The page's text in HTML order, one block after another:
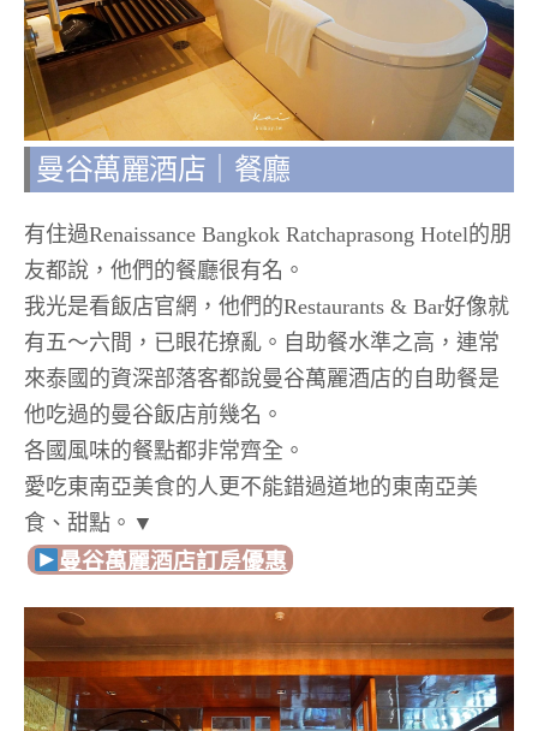
曼谷萬麗酒店｜餐廳
有住過Renaissance Bangkok Ratchaprasong Hotel的朋
友都說，他們的餐廳很有名。
我光是看飯店官網，他們的Restaurants & Bar好像就
有五～六間，已眼花撩亂。自助餐水準之高，連常
來泰國的資深部落客都說曼谷萬麗酒店的自助餐是
他吃過的曼谷飯店前幾名。
各國風味的餐點都非常齊全。
愛吃東南亞美食的人更不能錯過道地的東南亞美
食、甜點。▼
曼谷萬麗酒店訂房優惠